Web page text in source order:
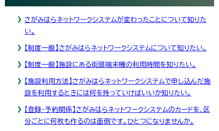
さがみはらネットワークシステムが変わったことについて知りた
い。
【制度一般】さがみはらネットワークシステムについて知りたい。
【制度一般】施設にある街頭端末機の利用時間を知りたい。
【施設利用方法】さがみはらネットワークシステムで申し込んだ施
設を利用するときには何を持っていけばいいか知りたい。
【登録・予約関係】さがみはらネットワークシステムのカードを、区
分ごとに何枚も作るのは面倒です。ひとつになりませんか。